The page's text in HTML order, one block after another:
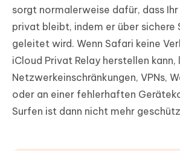
sorgt normalerweise dafür, dass
privat bleibt, indem er über sichere
geleitet wird. Wenn Safari keine
iCloud Privat Relay herstellen
Netzwerkeinschränkungen, VPNs,
oder an einer fehlerhaften
Surfen ist dann nicht mehr